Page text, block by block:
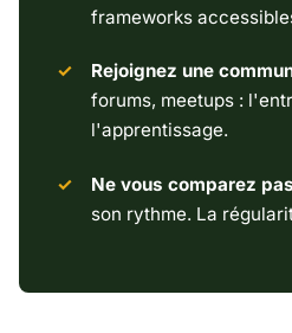
frameworks
Rejoignez une
forums, meetups :
l'apprentissage.
Ne vous comparez pas
son rythme. La